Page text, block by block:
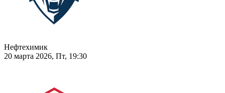
Нефтехимик
20 марта 2026, Пт, 19:30